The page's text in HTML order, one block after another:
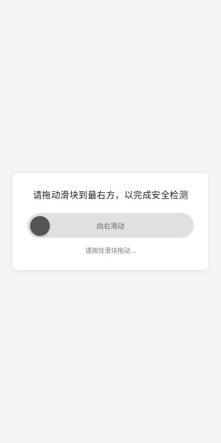
请拖动滑块到最右方，以完成安全检测
向右滑动
请按住滑块拖动...